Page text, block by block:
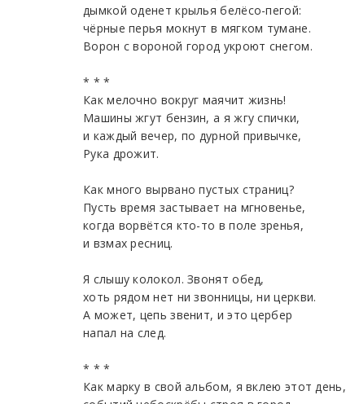
дымкой оденет крылья белёсо-пегой:
чёрные перья мокнут в мягком тумане.
Ворон с вороной город укроют снегом.
* * *
Как мелочно вокруг маячит жизнь!
Машины жгут бензин, а я жгу спички,
и каждый вечер, по дурной привычке,
Рука дрожит.
Как много вырвано пустых страниц?
Пусть время застывает на мгновенье,
когда ворвётся кто-то в поле зренья,
и взмах ресниц.
Я слышу колокол. Звонят обед,
хоть рядом нет ни звонницы, ни церкви.
А может, цепь звенит, и это цербер
напал на след.
* * *
Как марку в свой альбом, я вклею этот день,